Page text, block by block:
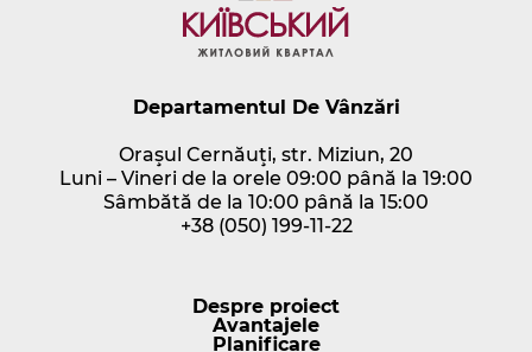
Departamentul De Vânzări
Oraşul Cernăuţi, str. Miziun, 20
Luni – Vineri de la orele 09:00 până la 19:00
Sâmbătă de la 10:00 până la 15:00
+38 (050) 199-11-22
Despre proiect
Avantajele
Planificare